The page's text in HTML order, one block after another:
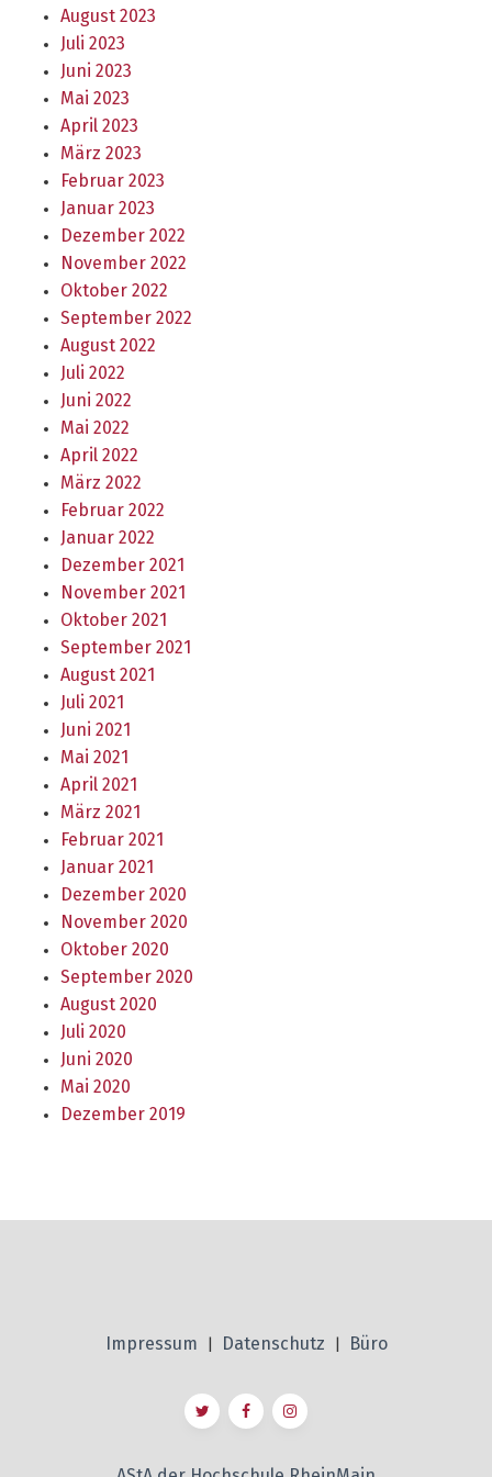
August 2023
Juli 2023
Juni 2023
Mai 2023
April 2023
März 2023
Februar 2023
Januar 2023
Dezember 2022
November 2022
Oktober 2022
September 2022
August 2022
Juli 2022
Juni 2022
Mai 2022
April 2022
März 2022
Februar 2022
Januar 2022
Dezember 2021
November 2021
Oktober 2021
September 2021
August 2021
Juli 2021
Juni 2021
Mai 2021
April 2021
März 2021
Februar 2021
Januar 2021
Dezember 2020
November 2020
Oktober 2020
September 2020
August 2020
Juli 2020
Juni 2020
Mai 2020
Dezember 2019
Impressum Datenschutz Büro